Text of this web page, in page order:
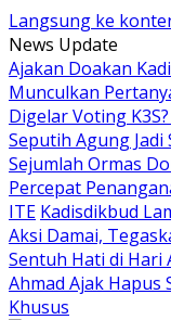
Langsung ke
News Update
Ajakan Doakan
Munculkan
Digelar Voting
Seputih Agung Jadi
Sejumlah Ormas
Percepat
ITE Kadisdikbud
Aksi Damai,
Sentuh Hati di Hari
Ahmad Ajak
Khusus